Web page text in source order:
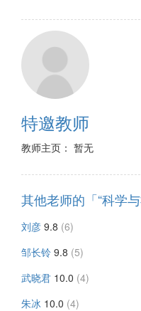
特邀教师
教师主页： 暂无
其他老师的「“科学
刘彦 9.8 (6)
邹长铃 9.8 (5)
武晓君 10.0 (4)
朱冰 10.0 (4)